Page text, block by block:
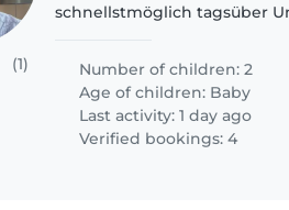
(1)
schnellstmöglich tagsüber
Number of children: 2
Age of children: Baby
Last activity: 1 day ago
Verified bookings: 4